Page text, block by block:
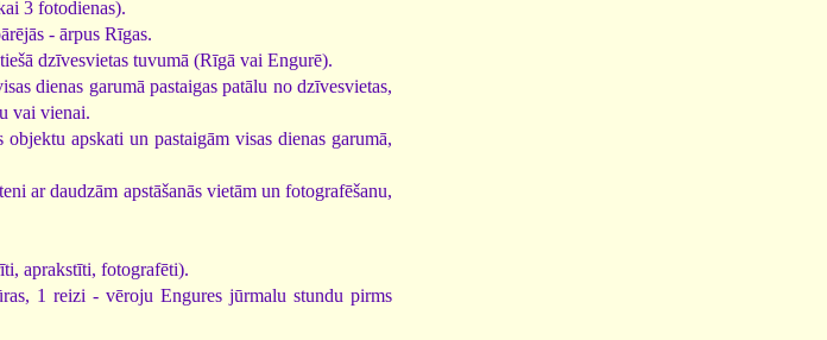
3 fotodienas).
- ārpus Rīgas.
dzīvesvietas tuvumā (Rīgā vai Engurē).
dienas garumā pastaigas patālu no dzīvesvietas,
vai vienai.
apskati un pastaigām visas dienas garumā,
ar daudzām apstāšanās vietām un fotografēšanu,
aprakstīti, fotografēti).
1 reizi - vēroju Engures jūrmalu stundu pirms